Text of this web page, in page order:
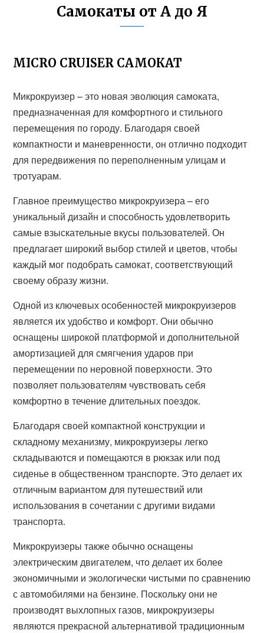
Самокаты от А до Я
MICRO CRUISER САМОКАТ
Микрокруизер – это новая эволюция самоката,
предназначенная для комфортного и стильного
перемещения по городу. Благодаря своей
компактности и маневренности, он отлично подходит
для передвижения по переполненным улицам и
тротуарам.
Главное преимущество микрокруизера – его
уникальный дизайн и способность удовлетворить
самые взыскательные вкусы пользователей. Он
предлагает широкий выбор стилей и цветов, чтобы
каждый мог подобрать самокат, соответствующий
своему образу жизни.
Одной из ключевых особенностей микрокруизеров
является их удобство и комфорт. Они обычно
оснащены широкой платформой и дополнительной
амортизацией для смягчения ударов при
перемещении по неровной поверхности. Это
позволяет пользователям чувствовать себя
комфортно в течение длительных поездок.
Благодаря своей компактной конструкции и
складному механизму, микрокруизеры легко
складываются и помещаются в рюкзак или под
сиденье в общественном транспорте. Это делает их
отличным вариантом для путешествий или
использования в сочетании с другими видами
транспорта.
Микрокруизеры также обычно оснащены
электрическим двигателем, что делает их более
экономичными и экологически чистыми по сравнению
с автомобилями на бензине. Поскольку они не
производят выхлопных газов, микрокруизеры
являются прекрасной альтернативой традиционным